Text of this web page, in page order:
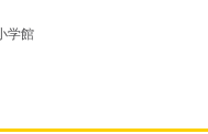
学館